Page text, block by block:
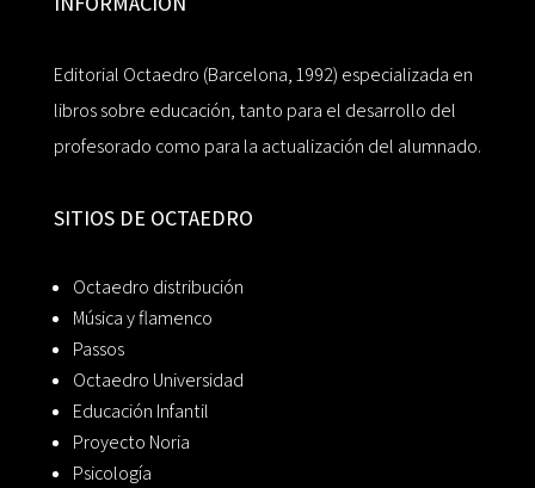
Editorial Octaedro (Barcelona, 1992) especializada en
libros sobre educación, tanto para el desarrollo del
profesorado como para la actualización del alumnado.
SITIOS DE OCTAEDRO
Octaedro distribución
Música y flamenco
Passos
Octaedro Universidad
Educación Infantil
Proyecto Noria
Psicología